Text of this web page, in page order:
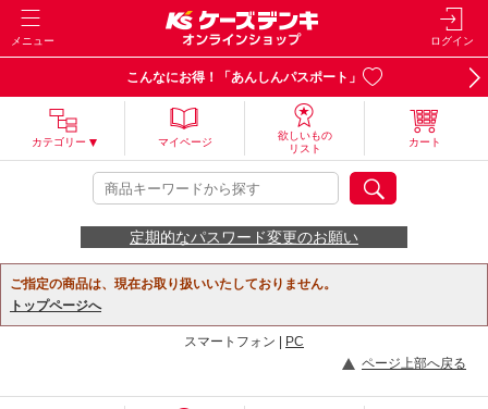
メニュー ログイン
こんなにお得！「あんしんパスポート」
カテゴリー マイページ
欲しいもの
リスト
カート
定期的なパスワード変更のお願い
ご指定の商品は、現在お取り扱いいたしておりません。
トップページへ
スマートフォン |
PC
ページ上部へ戻る